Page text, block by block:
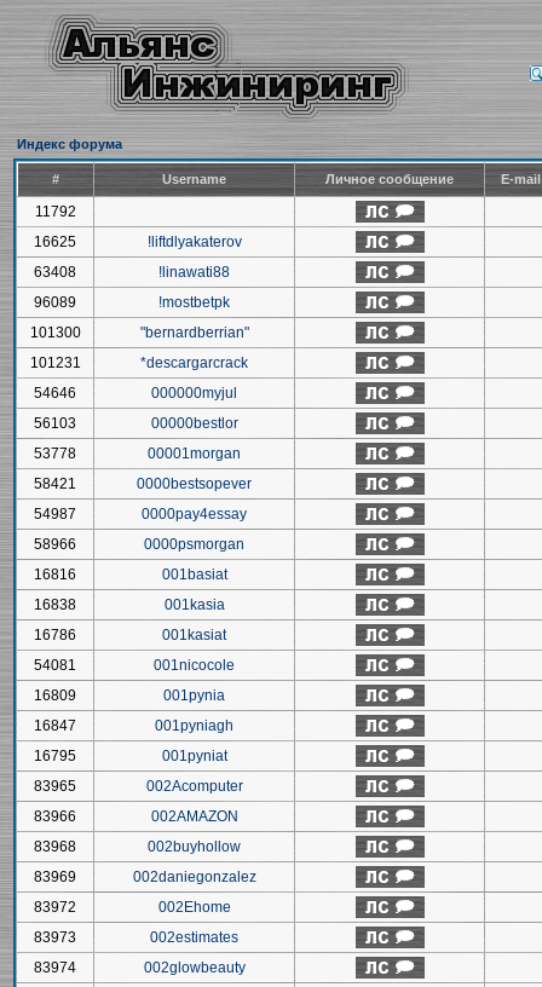
Индекс форума
# Username Личное сообщение E-
11792
16625
!liftdlyakaterov
63408
!linawati88
96089
!mostbetpk
101300
"bernardberrian"
101231
*descargarcrack
54646
000000myjul
56103
00000bestlor
53778
00001morgan
58421
0000bestsopever
54987
0000pay4essay
58966
0000psmorgan
16816
001basiat
16838
001kasia
16786
001kasiat
54081
001nicocole
16809
001pynia
16847
001pyniagh
16795
001pyniat
83965
002Acomputer
83966
002AMAZON
83968
002buyhollow
83969
002daniegonzalez
83972
002Ehome
83973
002estimates
83974
002glowbeauty